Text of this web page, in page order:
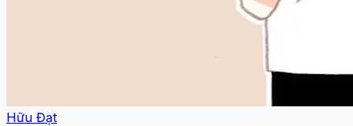
Hữu Đạt